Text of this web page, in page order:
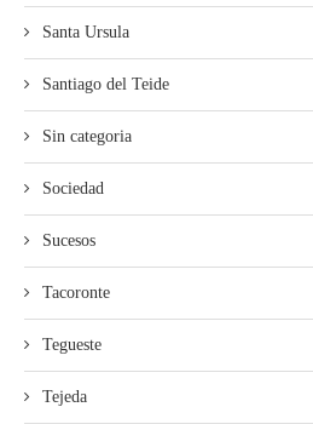
Santa Ursula
Santiago del Teide
Sin categoria
Sociedad
Sucesos
Tacoronte
Tegueste
Tejeda